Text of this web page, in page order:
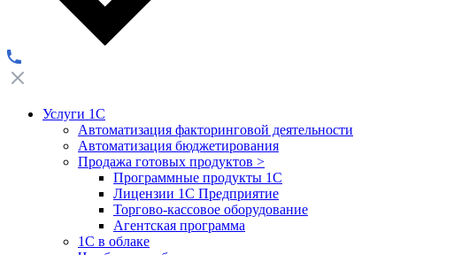
Услуги 1С
Автоматизация факторинговой деятельности
Автоматизация бюджетирования
Продажа готовых продуктов >
Программные продукты 1С
Лицензии 1С Предприятие
Торгово-кассовое оборудование
Агентская программа
1С в облаке